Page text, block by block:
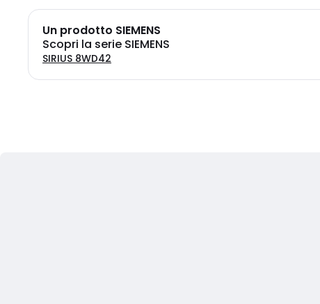
Un prodotto SIEMENS
Scopri la serie SIEMENS
SIRIUS 8WD42